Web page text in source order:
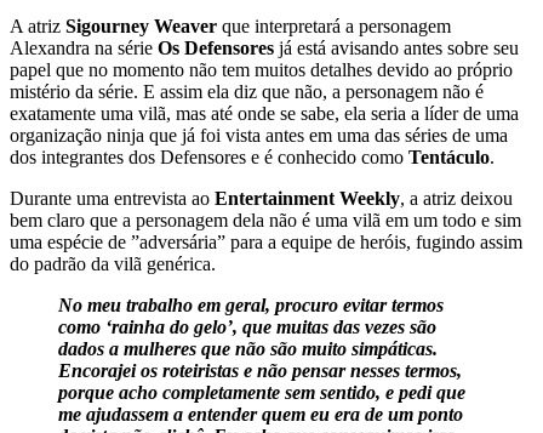
A atriz Sigourney Weaver que interpretará a personagem
Alexandra na série Os Defensores já está avisando antes sobre seu
papel que no momento não tem muitos detalhes devido ao próprio
mistério da série. E assim ela diz que não, a personagem não é
exatamente uma vilã, mas até onde se sabe, ela seria a líder de uma
organização ninja que já foi vista antes em uma das séries de uma
dos integrantes dos Defensores e é conhecido como Tentáculo.
Durante uma entrevista ao Entertainment Weekly, a atriz deixou
bem claro que a personagem dela não é uma vilã em um todo e sim
uma espécie de ”adversária” para a equipe de heróis, fugindo assim
do padrão da vilã genérica.
No meu trabalho em geral, procuro evitar termos
como ‘rainha do gelo’, que muitas das vezes são
dados a mulheres que não são muito simpáticas.
Encorajei os roteiristas e não pensar nesses termos,
porque acho completamente sem sentido, e pedi que
me ajudassem a entender quem eu era de um ponto